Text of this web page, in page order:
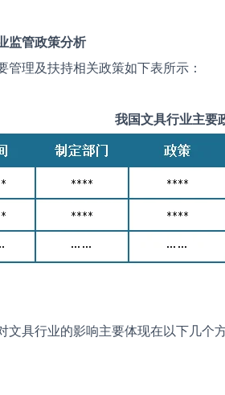
监管政策分析
管理及扶持相关政策如下表所示：
我国文具行业主要
文具行业的影响主要体现在以下几个